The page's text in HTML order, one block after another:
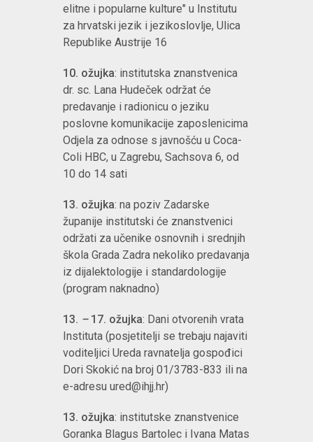
elitne i popularne kulture" u Institutu
za hrvatski jezik i jezikoslovlje, Ulica
Republike Austrije 16
10. ožujka: institutska znanstvenica
dr. sc. Lana Hudeček održat će
predavanje i radionicu o jeziku
poslovne komunikacije zaposlenicima
Odjela za odnose s javnošću u Coca-
Coli HBC, u Zagrebu, Sachsova 6, od
10 do 14 sati
13. ožujka: na poziv Zadarske
županije institutski će znanstvenici
održati za učenike osnovnih i srednjih
škola Grada Zadra nekoliko predavanja
iz dijalektologije i standardologije
(program naknadno)
13. –17. ožujka: Dani otvorenih vrata
Instituta (posjetitelji se trebaju najaviti
voditeljici Ureda ravnatelja gospođici
Dori Skokić na broj 01/3783-833 ili na
e-adresu ured@ihjj.hr)
13. ožujka: institutske znanstvenice
Goranka Blagus Bartolec i Ivana Matas